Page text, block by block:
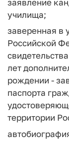
училища;
заверенная в
Российской
лет
рождении -
паспорта
территории